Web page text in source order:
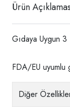
Ürün
Gıdaya Uygun
FDA/EU uyumlu
Diğer